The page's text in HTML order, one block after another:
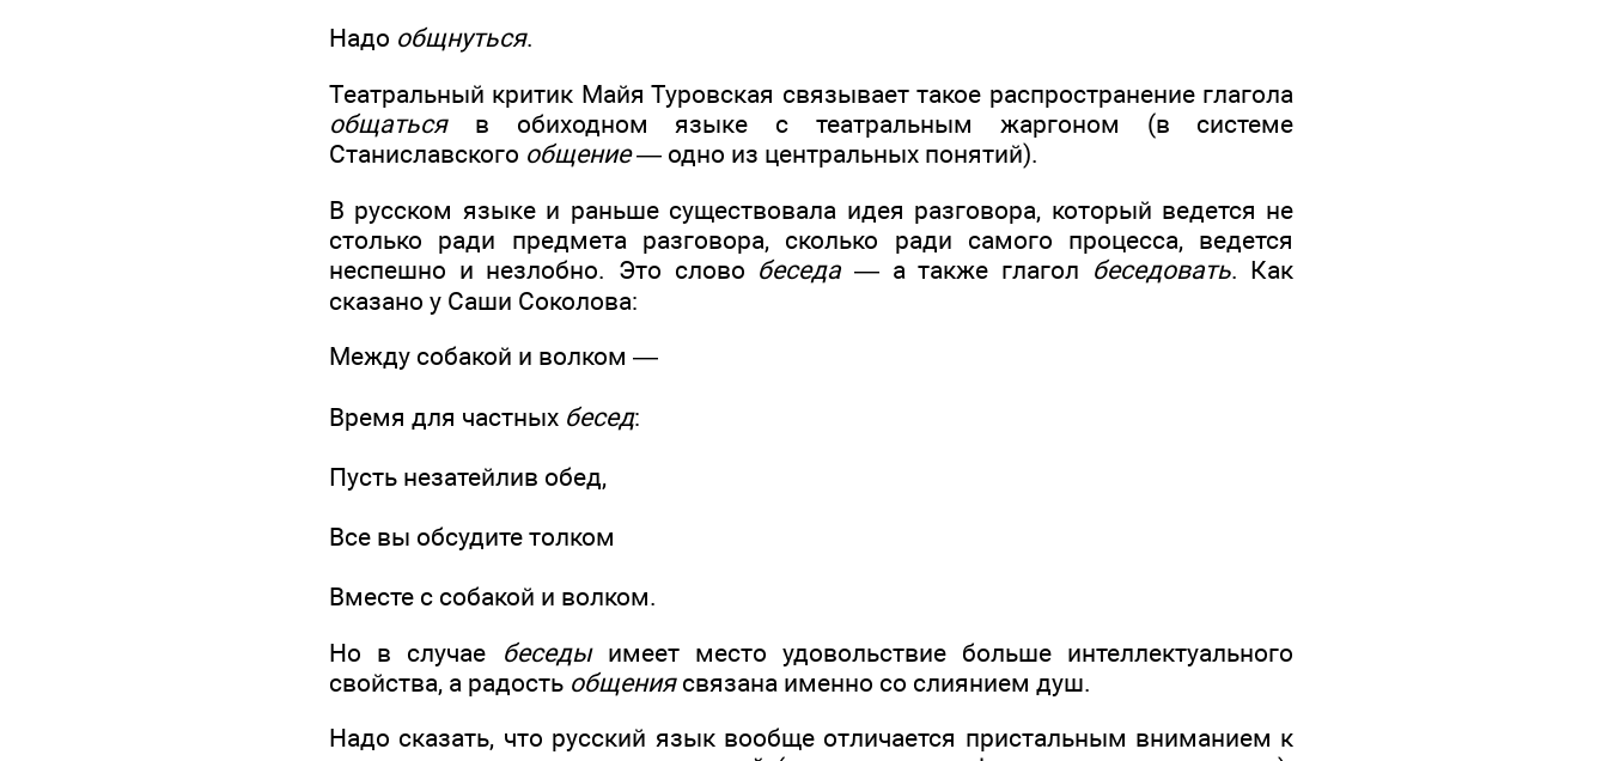
Надо общнуться.
Театральный критик Майя Туровская связывает такое распространение глагола
общатьсяв обиходном языке с театральным жаргоном (в системе
Станиславского общение — одно из центральных понятий).
В русском языке и раньше существовала идея разговора, который ведется не
столько ради предмета разговора, сколько ради самого процесса, ведется
неспешно и незлобно. Это слово беседа — а также глагол беседовать. Как
сказано у Саши Соколова:
Между собакой и волком —
Время для частных бесед:
Пусть незатейлив обед,
Все вы обсудите толком
Вместе с собакой и волком.
Но в случае беседыимеет место удовольствие больше интеллектуального
свойства, а радость общениясвязана именно со слиянием душ.
Надо сказать, что русский язык вообще отличается пристальным вниманием к